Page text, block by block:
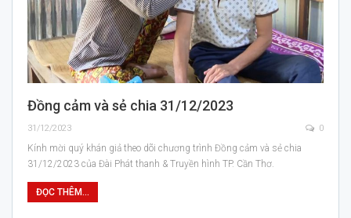
Đồng cảm và sẻ chia 31/12/2023
31/12/2023 0
Kính mời quý khán giả theo dõi chương trình Đồng cảm và sẻ chia
31/12/2023 của Đài Phát thanh & Truyền hình TP. Cần Thơ.
ĐỌC THÊM...